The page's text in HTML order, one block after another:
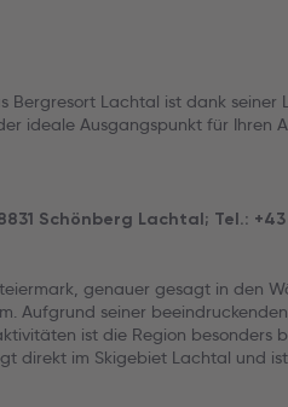
Bergresort Lachtal ist dank seiner
ideale Ausgangspunkt für Ihren
Schönberg Lachtal; Tel.:
genauer gesagt in den
Aufgrund seiner
ist die Region besonders
direkt im Skigebiet Lachtal und